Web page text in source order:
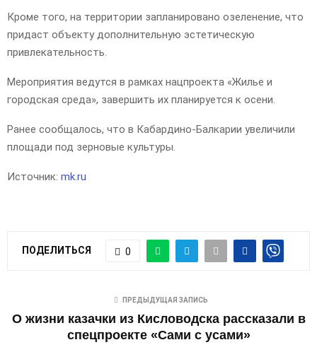
Кроме того, на территории запланировано озеленение, что
придаст объекту дополнительную эстетическую
привлекательность.
Мероприятия ведутся в рамках нацпроекта «Жилье и
городская среда», завершить их планируется к осени.
Ранее сообщалось, что в Кабардино-Балкарии увеличили
площади под зерновые культуры.
Источник: mk.ru
ПОДЕЛИТЬСЯ 0
ПРЕДЫДУЩАЯ ЗАПИСЬ
О жизни казачки из Кисловодска рассказали в
спецпроекте «Сами с усами»